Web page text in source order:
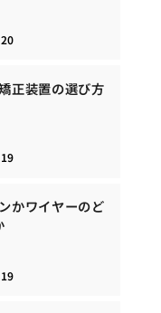
正装置の選び方
かワイヤーのど